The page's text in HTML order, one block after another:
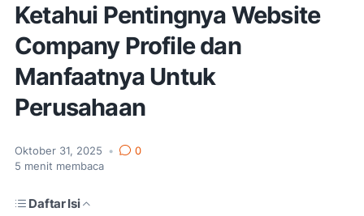
Ketahui Pentingnya Website
Company Profile dan
Manfaatnya Untuk
Perusahaan
Oktober 31, 2025 •
0
5 menit membaca
Daftar Isi